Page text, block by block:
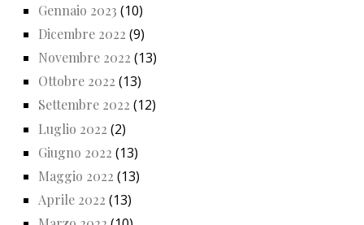
Gennaio 2023 (10)
Dicembre 2022 (9)
Novembre 2022 (13)
Ottobre 2022 (13)
Settembre 2022 (12)
Luglio 2022 (2)
Giugno 2022 (13)
Maggio 2022 (13)
Aprile 2022 (13)